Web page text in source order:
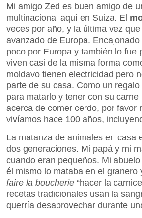
Mi amigo Zed es buen amigo de
multinacional aquí en Suiza. El
veces por año, y la última vez
avanzado de Europa.
poco por Europa y también lo fue
viven casi de la misma forma
moldavo tienen electricidad pero
parte de su casa. Como un
para matarlo y tener con su
acerca de comer cerdo, por favor
vivíamos hace 100 años,
La matanza de animales en casa
dos generaciones. Mi papá y mi
cuando eran pequeños. Mi
él mismo lo mataba en el
faire la boucherie “hacer la
recetas tradicionales usan la
querría desaprovechar durante